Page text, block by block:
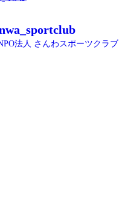
法人 さんわスポーツクラブ